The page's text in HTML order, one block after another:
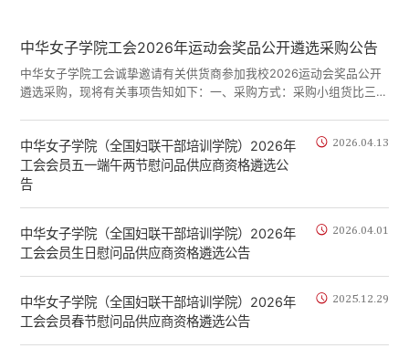
中华女子学院工会2026年运动会奖品公开遴选采购公告
中华女子学院工会诚挚邀请有关供货商参加我校2026运动会奖品公开
遴选采购，现将有关事项告知如下：一、采购方式：采购小组货比三家
供货商参考我单位采购标准提供购买口碑好、性价比高的知名品牌产品
供选择。三、参与商家的基本要求：1、必须持有政府部门颁发的资质
证件：有效营业执照或法人证书（复印件加盖公章）...
中华女子学院（全国妇联干部培训学院）2026年
工会会员五一端午两节慰问品供应商资格遴选公
告
2026.04.13
中华女子学院（全国妇联干部培训学院）2026年
工会会员生日慰问品供应商资格遴选公告
2026.04.01
中华女子学院（全国妇联干部培训学院）2026年
工会会员春节慰问品供应商资格遴选公告
2025.12.29